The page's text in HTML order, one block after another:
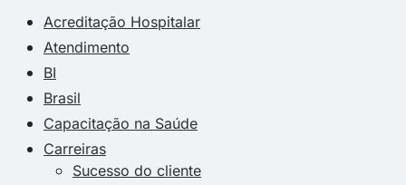
Acreditação Hospitalar
Atendimento
BI
Brasil
Capacitação na Saúde
Carreiras
Sucesso do cliente